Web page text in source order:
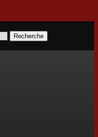
roman noir au